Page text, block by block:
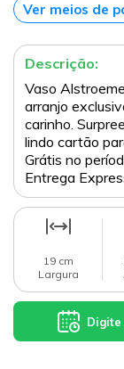
Ver meios de
Descrição:
Vaso
arranjo
carinho.
lindo cartão
Grátis no
Entrega
19 cm
Largura
Digite